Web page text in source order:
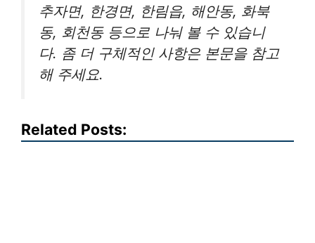
추자면, 한경면, 한림읍, 해안동, 화북
동, 회천동 등으로 나눠 볼 수 있습니
다. 좀 더 구체적인 사항은 본문을 참고
해 주세요.
Related Posts: